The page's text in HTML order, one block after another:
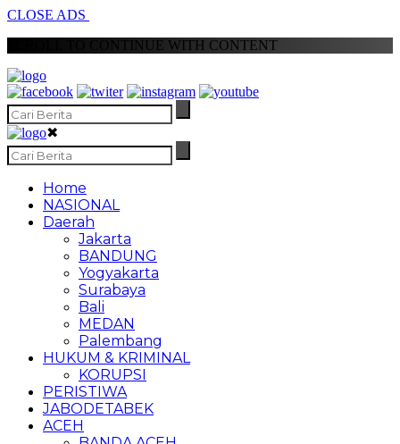
CLOSE ADS
SCROLL TO CONTINUE WITH CONTENT
✖
Home
NASIONAL
Daerah
Jakarta
BANDUNG
Yogyakarta
Surabaya
Bali
MEDAN
Palembang
HUKUM & KRIMINAL
KORUPSI
PERISTIWA
JABODETABEK
ACEH